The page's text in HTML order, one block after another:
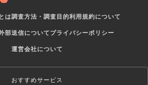
は調査方法・調査目的利用規約について
部送信についてプライバシーポリシー
運営会社について
おすすめサービス